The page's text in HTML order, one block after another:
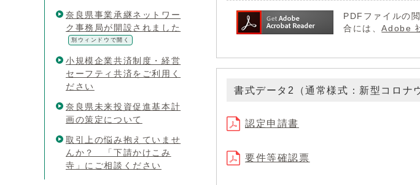
PDFファイルの
合には、Adobe
書式データ2（通常様式：新型コロ
認定申請書
要件等確認票
奈良県事業承継ネットワー
ク事務局が開設されました
別ウィンドウで開く
小規模企業共済制度・経営
セーフティ共済をご利用く
ださい
奈良県未来投資促進基本計
画の策定について
取引上の悩み抱えていませ
んか？ 「下請かけこみ
寺」にご相談ください